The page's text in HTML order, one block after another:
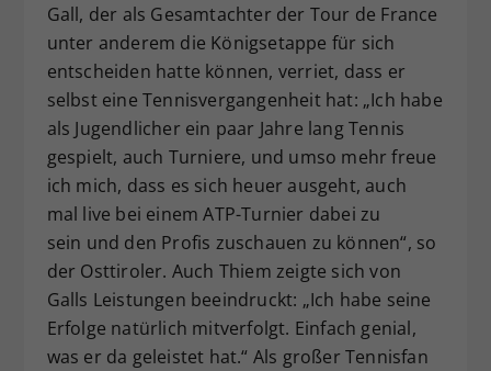
Gall, der als Gesamtachter der Tour de France
unter anderem die Königsetappe für sich
entscheiden hatte können, verriet, dass er
selbst eine Tennisvergangenheit hat: „Ich habe
als Jugendlicher ein paar Jahre lang Tennis
gespielt, auch Turniere, und umso mehr freue
ich mich, dass es sich heuer ausgeht, auch
mal live bei einem ATP-Turnier dabei zu
sein und den Profis zuschauen zu können“, so
der Osttiroler. Auch Thiem zeigte sich von
Galls Leistungen beeindruckt: „Ich habe seine
Erfolge natürlich mitverfolgt. Einfach genial,
was er da geleistet hat.“ Als großer Tennisfan